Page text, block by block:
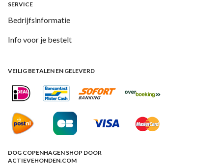
SERVICE
Bedrijfsinformatie
Info voor je bestelt
VEILIG BETALEN EN GELEVERD
DOG COPENHAGEN SHOP DOOR
ACTIEVEHONDEN.COM